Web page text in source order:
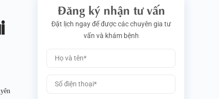
Đăng ký nhận tư vấn
Đặt lịch ngay để được các chuyên gia tư
vấn và khám bệnh